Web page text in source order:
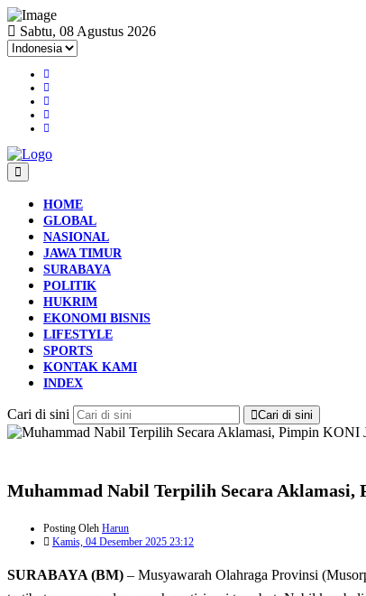
Sabtu, 08 Agustus 2026
HOME
GLOBAL
NASIONAL
JAWA TIMUR
SURABAYA
POLITIK
HUKRIM
EKONOMI BISNIS
LIFESTYLE
SPORTS
KONTAK KAMI
INDEX
Cari di sini Cari di sini
Muhammad Nabil Terpilih Secara Aklamasi,
Posting Oleh Harun
Kamis, 04 Desember 2025 23:12
SURABAYA (BM) – Musyawarah Olahraga Provinsi